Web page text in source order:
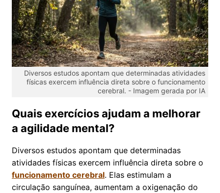
Diversos estudos apontam que determinadas atividades
físicas exercem influência direta sobre o funcionamento
cerebral. - Imagem gerada por IA
Quais exercícios ajudam a melhorar
a agilidade mental?
Diversos estudos apontam que determinadas
atividades físicas exercem influência direta sobre o
funcionamento cerebral. Elas estimulam a
circulação sanguínea, aumentam a oxigenação do